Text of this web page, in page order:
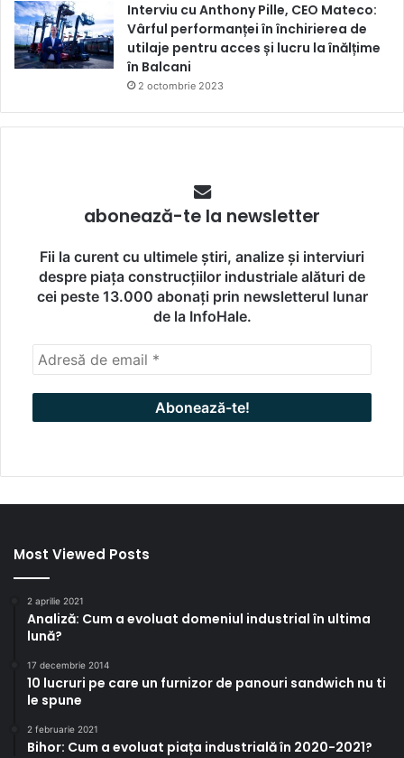
Interviu cu Anthony Pille, CEO Mateco:
Vârful performanței în închirierea de
utilaje pentru acces și lucru la înălțime
în Balcani
2 octombrie 2023
abonează-te la newsletter
Fii la curent cu ultimele știri, analize și interviuri
despre piața construcțiilor industriale alături de
cei peste 13.000 abonați prin newsletterul lunar
de la InfoHale.
Most Viewed Posts
2 aprilie 2021
Analiză: Cum a evoluat domeniul industrial în ultima
lună?
17 decembrie 2014
10 lucruri pe care un furnizor de panouri sandwich nu ti
le spune
2 februarie 2021
Bihor: Cum a evoluat piața industrială în 2020-2021?